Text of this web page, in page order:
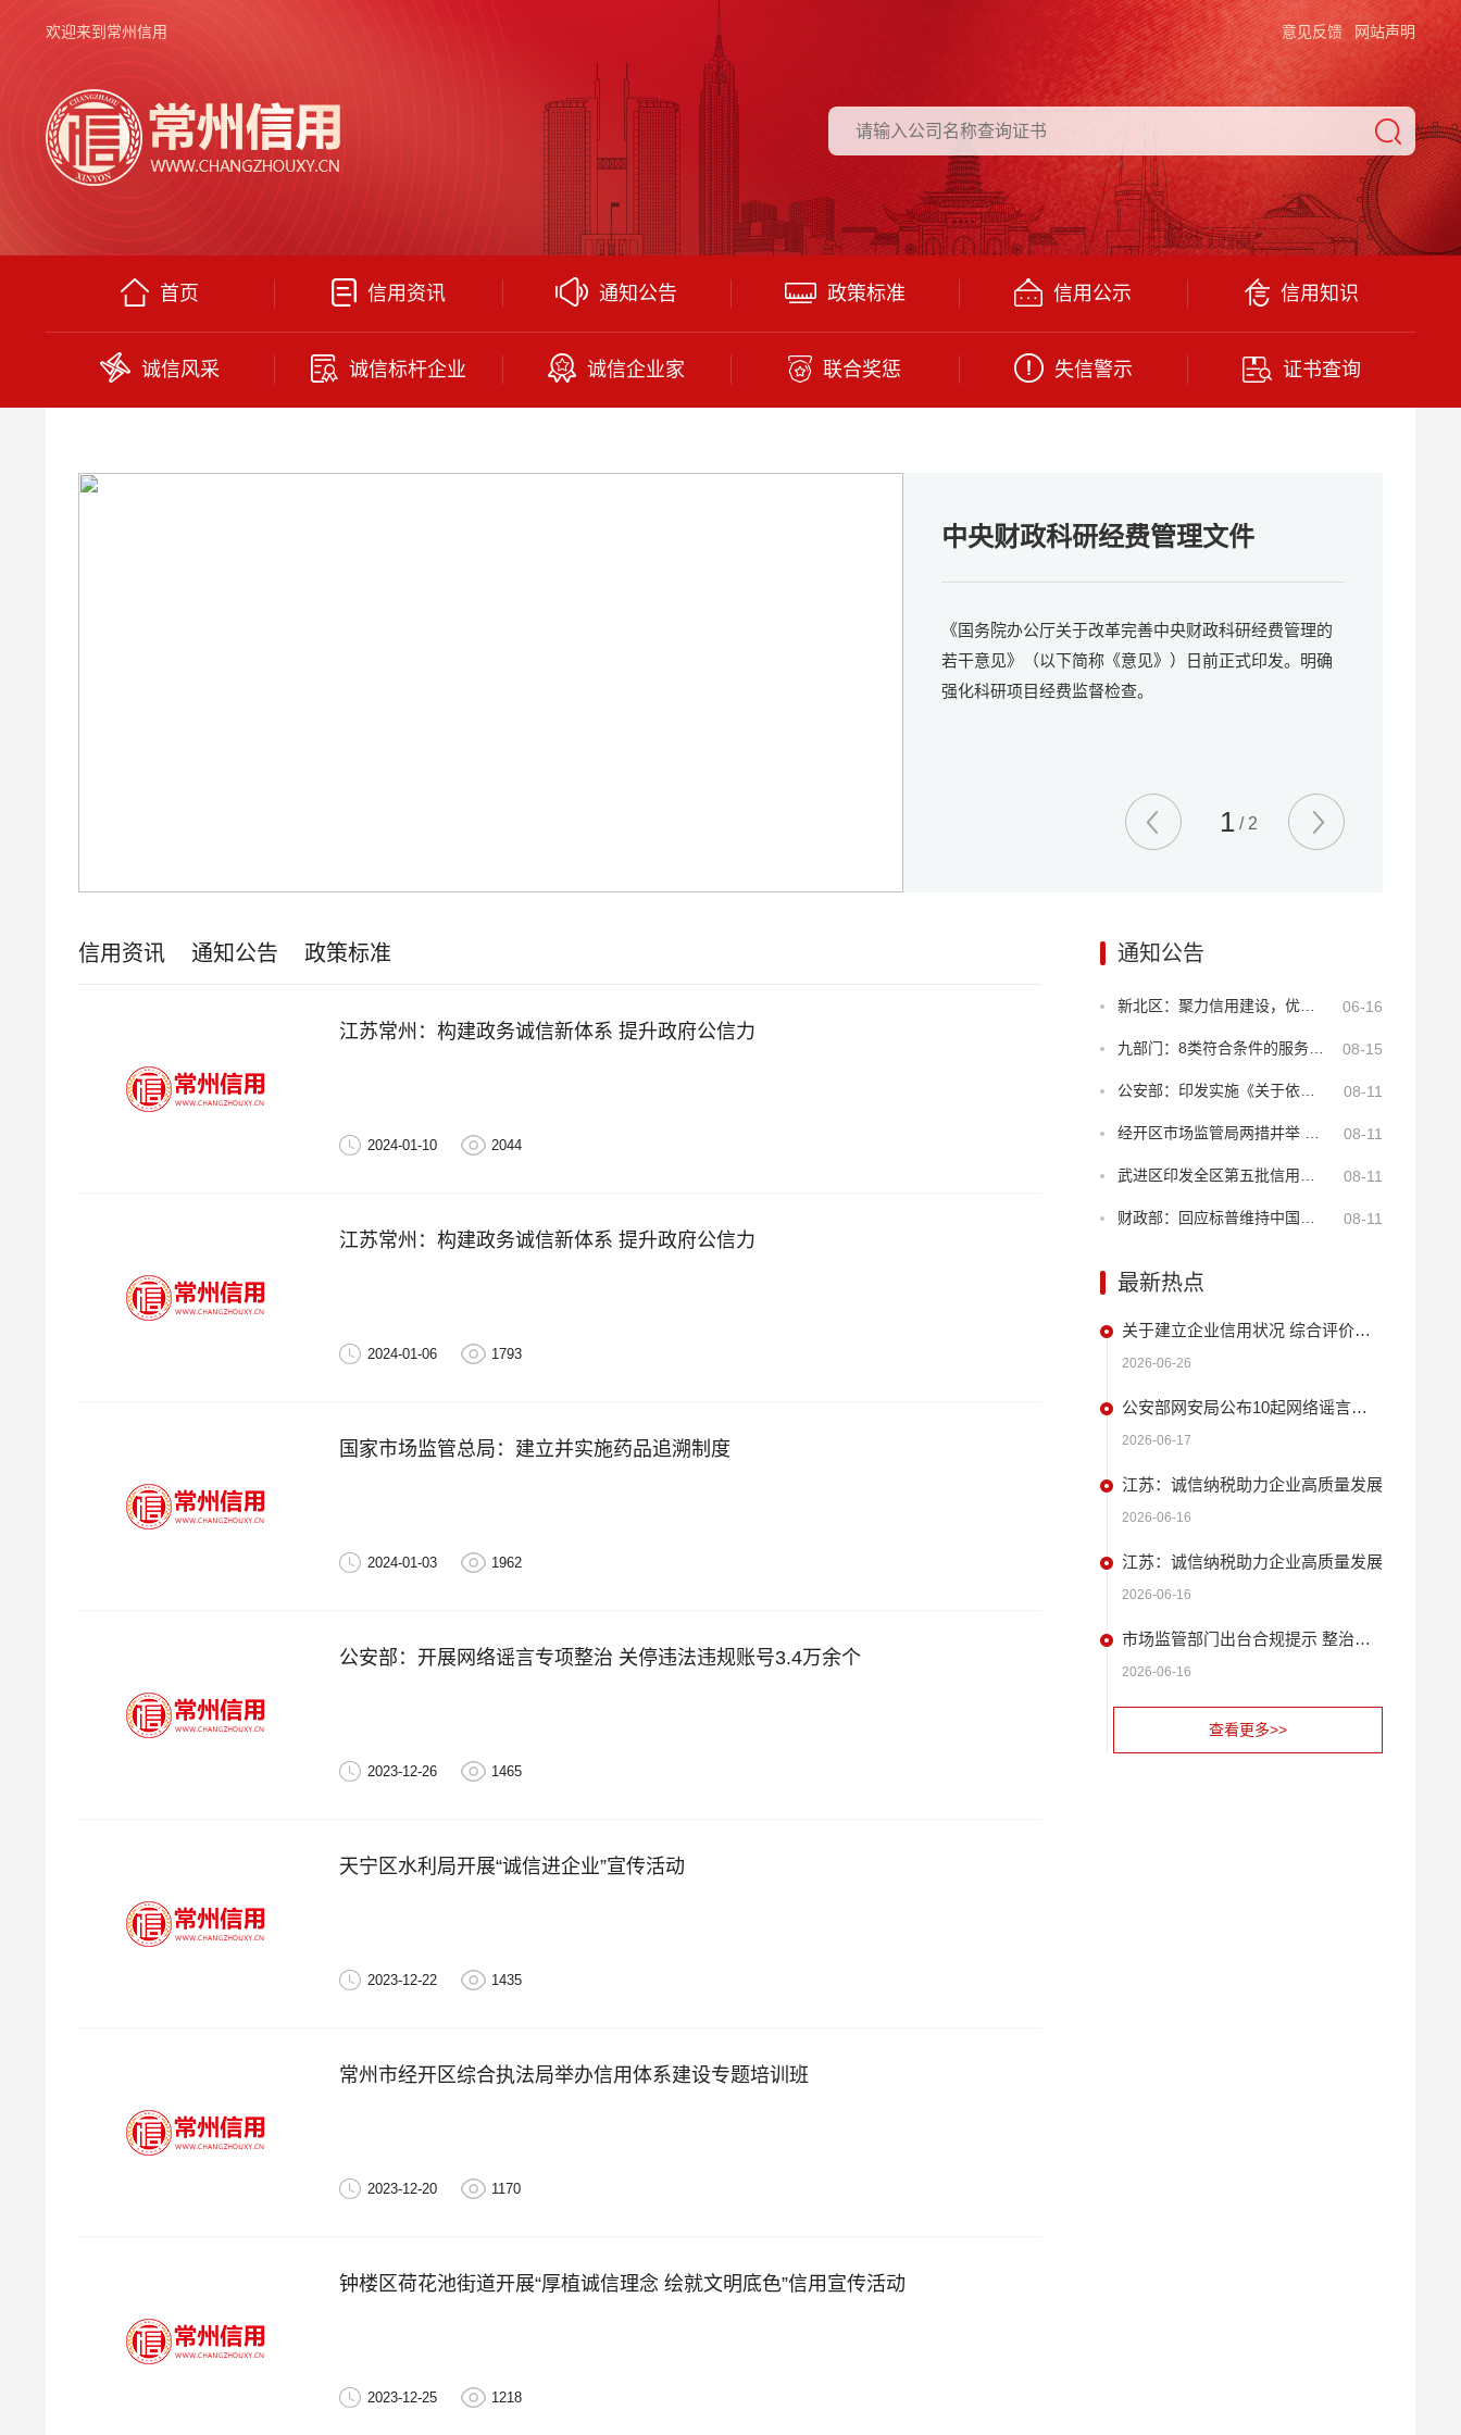
欢迎来到常州信用 网站声明
意见反馈
首页 信用资讯 通知公告 政策标准 信用公示 信用知识
诚信风采 诚信标杆企业 诚信企业家 联合奖惩 失信警示 证书查询
庆祝中国共产党成立101周年
中央财政科研经费管理文件
《国务院办公厅关于改革完善中央财政科研经费管理的
若干意见》（以下简称《意见》）日前正式印发。明确
强化科研项目经费监督检查。
1 / 2
信用资讯 通知公告 政策标准
江苏常州：构建政务诚信新体系 提升政府公信力
2024-01-10 2044
江苏常州：构建政务诚信新体系 提升政府公信力
2024-01-06 1793
国家市场监管总局：建立并实施药品追溯制度
2024-01-03 1962
公安部：开展网络谣言专项整治 关停违法违规账号3.4万余个
2023-12-26 1465
天宁区水利局开展“诚信进企业”宣传活动
2023-12-22 1435
常州市经开区综合执法局举办信用体系建设专题培训班
2023-12-20 1170
钟楼区荷花池街道开展“厚植诚信理念 绘就文明底色”信用宣传活动
2023-12-25 1218
通知公告
06-16
08-15
08-11
08-11
08-11
08-11
最新热点
关于建立企业信用状况 综合评价体系的实施方案
2026-06-26
公安部网安局公布10起网络谣言违法犯罪 典型案例
2026-06-17
江苏：诚信纳税助力企业高质量发展
2026-06-16
江苏：诚信纳税助力企业高质量发展
2026-06-16
市场监管部门出台合规提示 整治扫码缴费广告问题
2026-06-16
查看更多>>